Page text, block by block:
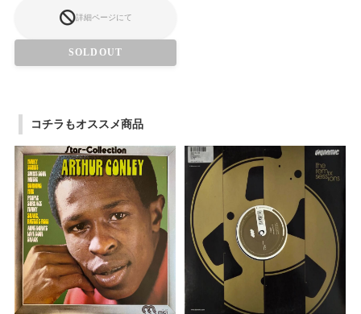
詳細ページにて
SOLDOUT
コチラもオススメ商品